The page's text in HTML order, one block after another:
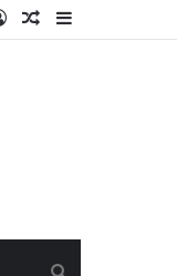
Sidebar
Random
Log